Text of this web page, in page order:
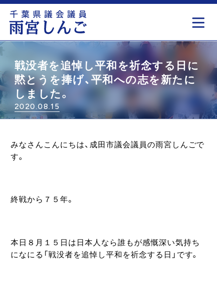
戦没者を追悼し平和を祈念する日に
黙とうを捧げ、平和への志を新たに
しました。
2020.08.15
みなさんこんにちは、成田市議会議員の雨宮しんごで
す。
終戦から７５年。
本日８月１５日は日本人なら誰もが感慨深い気持ち
になにる「戦没者を追悼し平和を祈念する日」です。